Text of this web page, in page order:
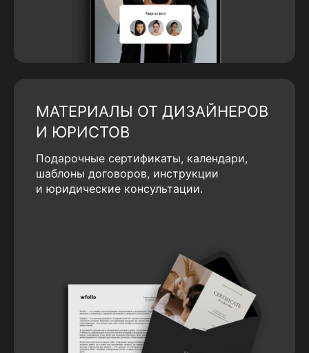
МАТЕРИАЛЫ ОТ ДИЗАЙНЕРОВ
И ЮРИСТОВ
Подарочные сертификаты, календари,
шаблоны договоров, инструкции
и юридические консультации.